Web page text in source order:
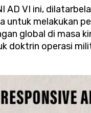
AD VI ini,
untuk melakukan
global di masa
doktrin operasi